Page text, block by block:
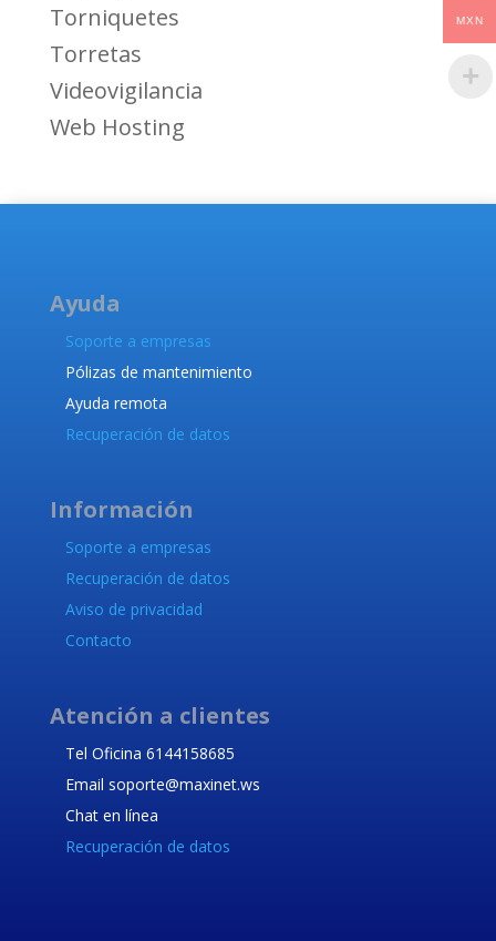
Torniquetes
Torretas
Videovigilancia
Web Hosting
Ayuda
Soporte a empresas
Pólizas de mantenimiento
Ayuda remota
Recuperación de datos
Información
Soporte a empresas
Recuperación de datos
Aviso de privacidad
Contacto
Atención a clientes
Tel Oficina 6144158685
Email soporte@maxinet.ws
Chat en línea
Recuperación de datos
MXN